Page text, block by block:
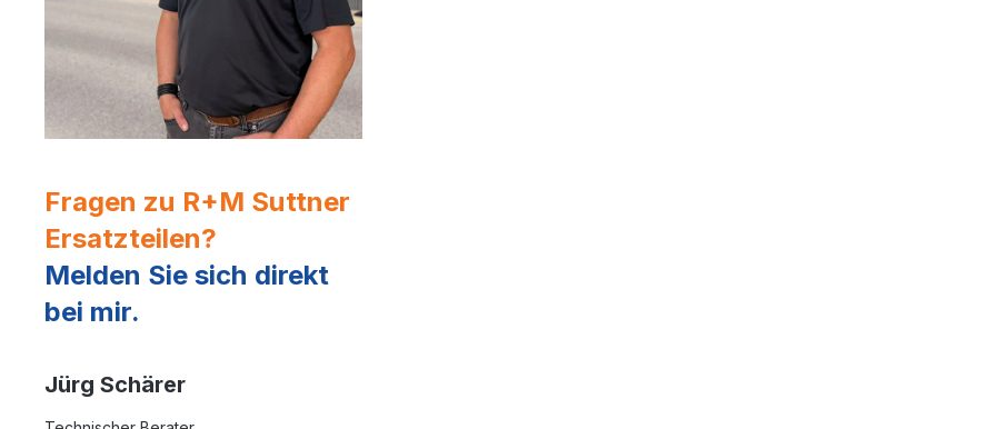
Fragen zu R+M Suttner
Ersatzteilen?
Melden Sie sich direkt
bei mir.
Jürg Schärer